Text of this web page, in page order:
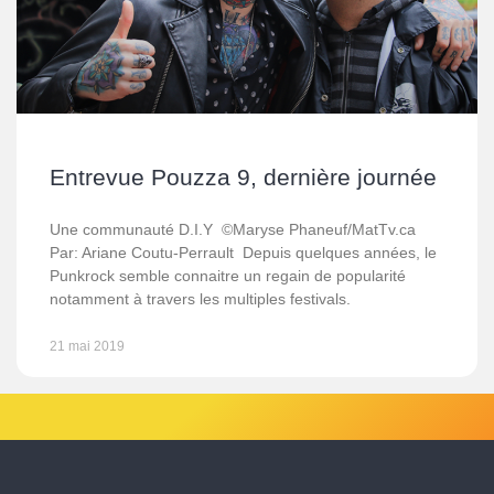
Entrevue Pouzza 9, dernière journée
Une communauté D.I.Y ©Maryse Phaneuf/MatTv.ca
Par: Ariane Coutu-Perrault Depuis quelques années, le
Punkrock semble connaitre un regain de popularité
notamment à travers les multiples festivals.
21 mai 2019